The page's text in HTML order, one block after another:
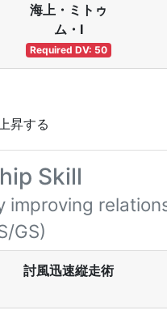
海上・ミトゥ
ム・Ⅰ
Required DV: 50
昇する
Skill
improving
GS)
討風迅速縦走術